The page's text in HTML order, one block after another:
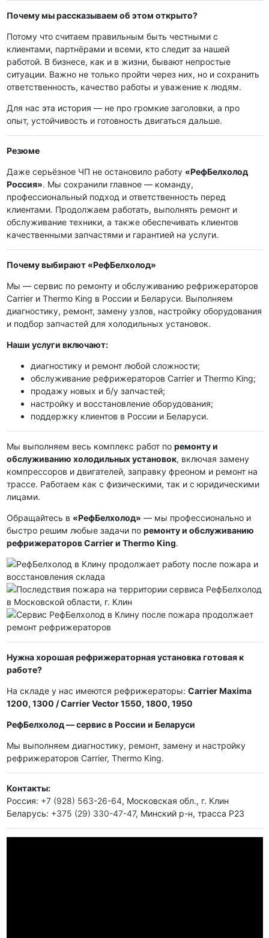
Почему мы рассказываем об этом открыто?
Потому что считаем правильным быть честными с
клиентами, партнёрами и всеми, кто следит за нашей
работой. В бизнесе, как и в жизни, бывают непростые
ситуации. Важно не только пройти через них, но и сохранить
ответственность, качество работы и уважение к людям.
Для нас эта история — не про громкие заголовки, а про
опыт, устойчивость и готовность двигаться дальше.
Резюме
Даже серьёзное ЧП не остановило работу «РефБелхолод
Россия». Мы сохранили главное — команду,
профессиональный подход и ответственность перед
клиентами. Продолжаем работать, выполнять ремонт и
обслуживание техники, а также обеспечивать клиентов
качественными запчастями и гарантией на услуги.
Почему выбирают «РефБелхолод»
Мы — сервис по ремонту и обслуживанию рефрижераторов
Carrier и Thermo King в России и Беларуси. Выполняем
диагностику, ремонт, замену узлов, настройку оборудования
и подбор запчастей для холодильных установок.
Наши услуги включают:
диагностику и ремонт любой сложности;
обслуживание рефрижераторов Carrier и Thermo King;
продажу новых и б/у запчастей;
настройку и восстановление оборудования;
поддержку клиентов в России и Беларуси.
Мы выполняем весь комплекс работ по ремонту и
обслуживанию холодильных установок, включая замену
компрессоров и двигателей, заправку фреоном и ремонт на
трассе. Работаем как с физическими, так и с юридическими
лицами.
Обращайтесь в «РефБелхолод» — мы профессионально и
быстро решим любые задачи по ремонту и обслуживанию
рефрижераторов Carrier и Thermo King.
Нужна хорошая рефрижераторная установка готовая к
работе?
На складе у нас имеются рефрижераторы: Carrier Maxima
1200, 1300 / Carrier Vector 1550, 1800, 1950
РефБелхолод — сервис в России и Беларуси
Мы выполняем диагностику, ремонт, замену и настройку
рефрижераторов Carrier, Thermo King.
Контакты:
Россия: +7 (928) 563-26-64, Московская обл., г. Клин
Беларусь: +375 (29) 330-47-47, Минский р-н, трасса Р23